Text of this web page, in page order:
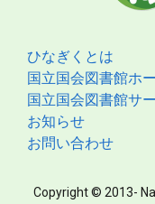
ひなぎくとは
国立国会図書館ホ
国立国会図書館サ
お知らせ
お問い合わせ
Copyright © 2013-